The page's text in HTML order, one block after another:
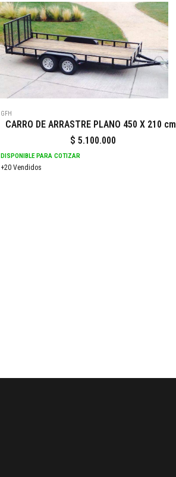
GFH
CARRO DE ARRASTRE PLANO 450 X 210 cm
$ 5.100.000
DISPONIBLE PARA COTIZAR
+20 Vendidos